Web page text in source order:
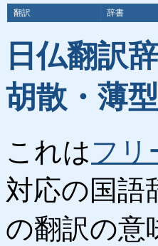
翻訳 辞書
日仏翻訳
胡散・薄
これはフリ
対応の国語
の翻訳の意